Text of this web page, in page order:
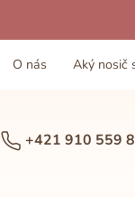
O nás Aký nosič
+421 910 559